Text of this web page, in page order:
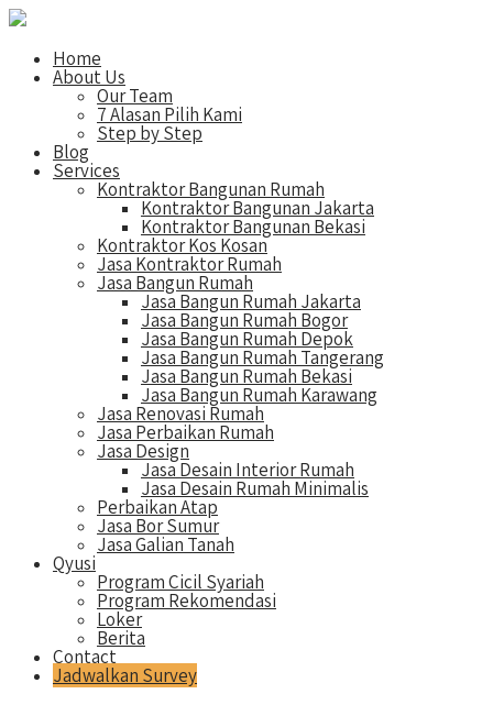
Home
About Us
Our Team
7 Alasan Pilih Kami
Step by Step
Blog
Services
Kontraktor Bangunan Rumah
Kontraktor Bangunan Jakarta
Kontraktor Bangunan Bekasi
Kontraktor Kos Kosan
Jasa Kontraktor Rumah
Jasa Bangun Rumah
Jasa Bangun Rumah Jakarta
Jasa Bangun Rumah Bogor
Jasa Bangun Rumah Depok
Jasa Bangun Rumah Tangerang
Jasa Bangun Rumah Bekasi
Jasa Bangun Rumah Karawang
Jasa Renovasi Rumah
Jasa Perbaikan Rumah
Jasa Design
Jasa Desain Interior Rumah
Jasa Desain Rumah Minimalis
Perbaikan Atap
Jasa Bor Sumur
Jasa Galian Tanah
Qyusi
Program Cicil Syariah
Program Rekomendasi
Loker
Berita
Contact
Jadwalkan Survey